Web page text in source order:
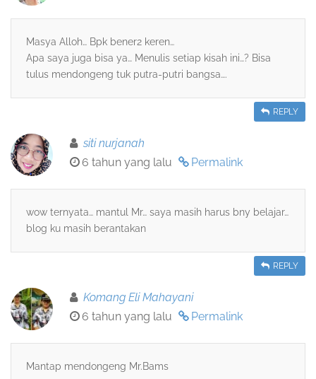
Masya Alloh… Bpk bener2 keren…
Apa saya juga bisa ya… Menulis setiap kisah ini…? Bisa
tulus mendongeng tuk putra-putri bangsa….
REPLY
siti nurjanah
6 tahun yang lalu
Permalink
wow ternyata… mantul Mr… saya masih harus bny belajar…
blog ku masih berantakan
REPLY
Komang Eli Mahayani
6 tahun yang lalu
Permalink
Mantap mendongeng Mr.Bams